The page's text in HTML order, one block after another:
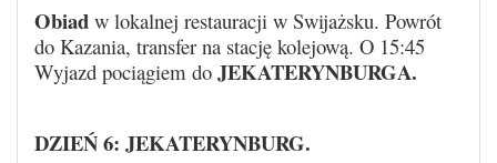
Obiad w lokalnej restauracji w Swijażsku. Powrót
do Kazania, transfer na stację kolejową. O 15:45
Wyjazd pociągiem do JEKATERYNBURGA.
DZIEŃ 6: JEKATERYNBURG.